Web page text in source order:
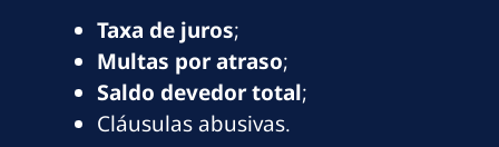
Taxa de juros;
Multas por atraso;
Saldo devedor total;
Cláusulas abusivas.